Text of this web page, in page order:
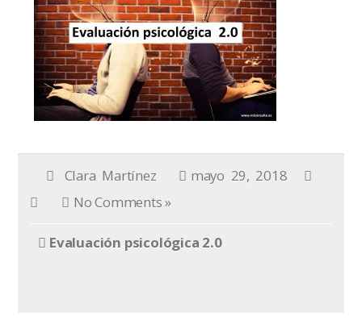
Clara Martínez
mayo 29, 2018
No Comments »
Evaluación psicológica 2.0